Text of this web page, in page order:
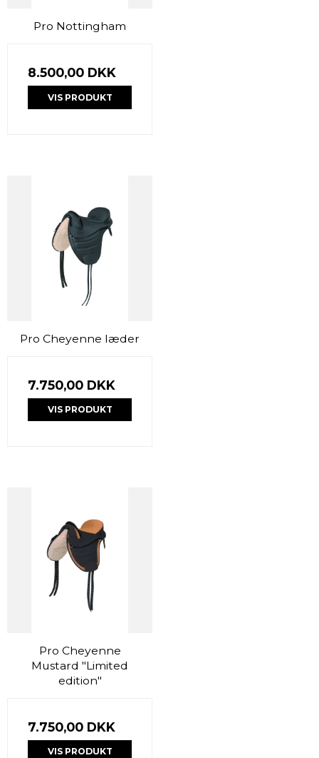
Pro Nottingham
8.500,00 DKK
VIS PRODUKT
Pro Cheyenne læder
7.750,00 DKK
VIS PRODUKT
Pro Cheyenne
Mustard "Limited
edition"
7.750,00 DKK
VIS PRODUKT